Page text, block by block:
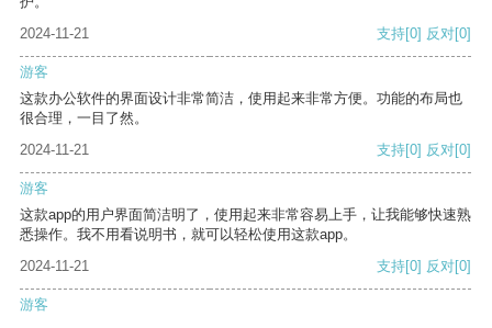
2024-11-21
支持[0] 反对[0]
游客
这款办公软件的界面设计非常简洁，使用起来非常方便。功能的布局也
很合理，一目了然。
2024-11-21
支持[0] 反对[0]
游客
这款app的用户界面简洁明了，使用起来非常容易上手，让我能够快速熟
悉操作。我不用看说明书，就可以轻松使用这款app。
2024-11-21
支持[0] 反对[0]
游客